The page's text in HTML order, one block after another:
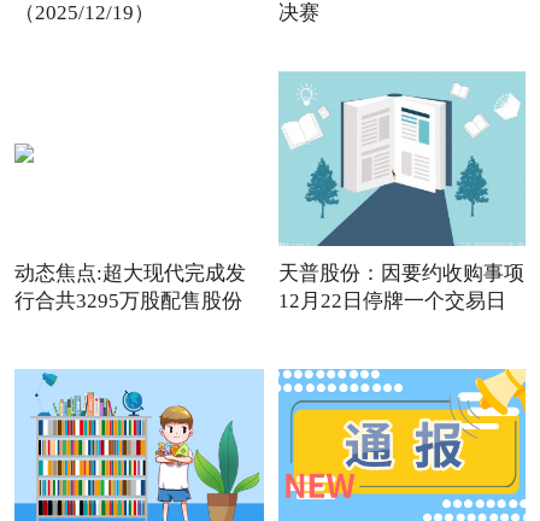
（2025/12/19）
决赛
动态焦点:超大现代完成发
行合共3295万股配售股份
天普股份：因要约收购事项
12月22日停牌一个交易日